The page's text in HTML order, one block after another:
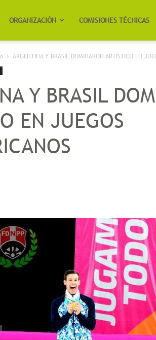
ORGANIZACIÓN COMISIONES TÉCNICAS
ARGENTINA Y BRASIL DOMINARON ARTÍSTICO EN
Y BRASIL
EN JUEGOS